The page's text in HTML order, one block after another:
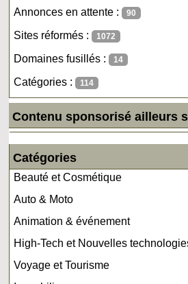
Annonces en attente : 90
Sites réformés : 1072
Domaines fusillés : 14
Catégories : 114
Contenu sponsorisé ailleurs
Catégories
Beauté et Cosmétique
Auto & Moto
Animation & événement
High-Tech et Nouvelles
Voyage et Tourisme